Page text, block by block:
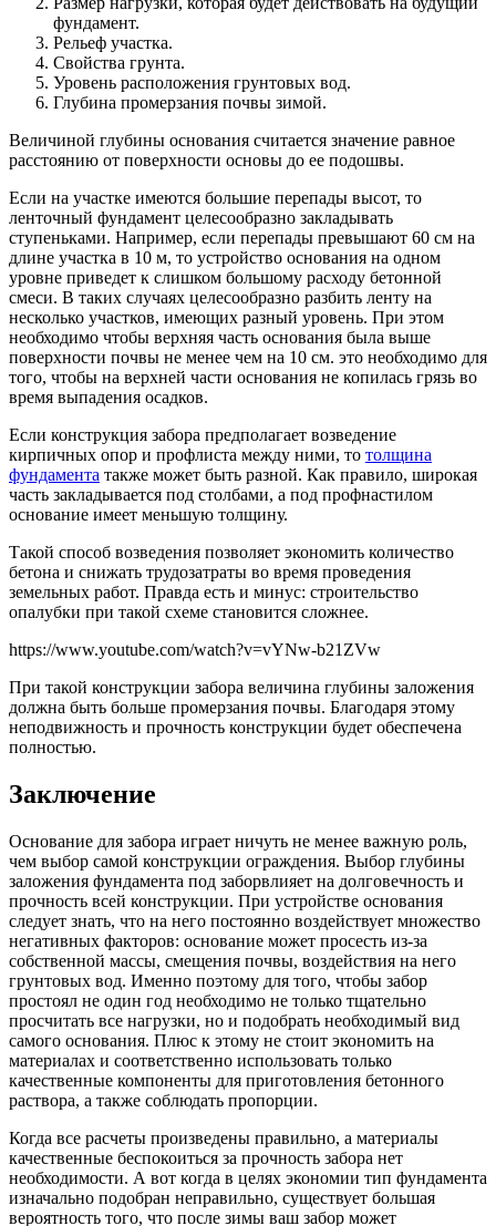
фундамент.
Рельеф участка.
Свойства грунта.
Уровень расположения грунтовых вод.
Глубина промерзания почвы зимой.
Величиной глубины основания считается значение равное
расстоянию от поверхности основы до ее подошвы.
Если на участке имеются большие перепады высот, то
ленточный фундамент целесообразно закладывать
ступеньками. Например, если перепады превышают 60 см на
длине участка в 10 м, то устройство основания на одном
уровне приведет к слишком большому расходу бетонной
смеси. В таких случаях целесообразно разбить ленту на
несколько участков, имеющих разный уровень. При этом
необходимо чтобы верхняя часть основания была выше
поверхности почвы не менее чем на 10 см. это необходимо для
того, чтобы на верхней части основания не копилась грязь во
время выпадения осадков.
Если конструкция забора предполагает возведение
кирпичных опор и профлиста между ними, то толщина
фундамента также может быть разной. Как правило, широкая
часть закладывается под столбами, а под профнастилом
основание имеет меньшую толщину.
Такой способ возведения позволяет экономить количество
бетона и снижать трудозатраты во время проведения
земельных работ. Правда есть и минус: строительство
опалубки при такой схеме становится сложнее.
https://www.youtube.com/watch?v=vYNw-b21ZVw
При такой конструкции забора величина глубины заложения
должна быть больше промерзания почвы. Благодаря этому
неподвижность и прочность конструкции будет обеспечена
полностью.
Заключение
Основание для забора играет ничуть не менее важную роль,
чем выбор самой конструкции ограждения. Выбор глубины
заложения фундамента под заборвлияет на долговечность и
прочность всей конструкции. При устройстве основания
следует знать, что на него постоянно воздействует множество
негативных факторов: основание может просесть из-за
собственной массы, смещения почвы, воздействия на него
грунтовых вод. Именно поэтому для того, чтобы забор
простоял не один год необходимо не только тщательно
просчитать все нагрузки, но и подобрать необходимый вид
самого основания. Плюс к этому не стоит экономить на
материалах и соответственно использовать только
качественные компоненты для приготовления бетонного
раствора, а также соблюдать пропорции.
Когда все расчеты произведены правильно, а материалы
качественные беспокоиться за прочность забора нет
необходимости. А вот когда в целях экономии тип фундамента
изначально подобран неправильно, существует большая
вероятность того, что после зимы ваш забор может